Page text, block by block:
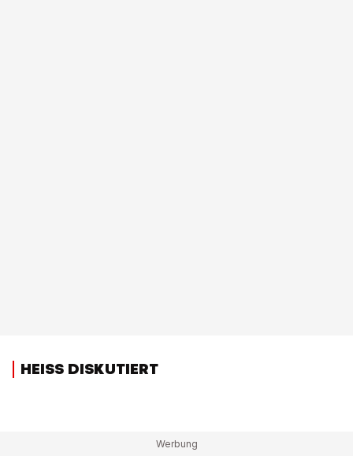
HEISS DISKUTIERT